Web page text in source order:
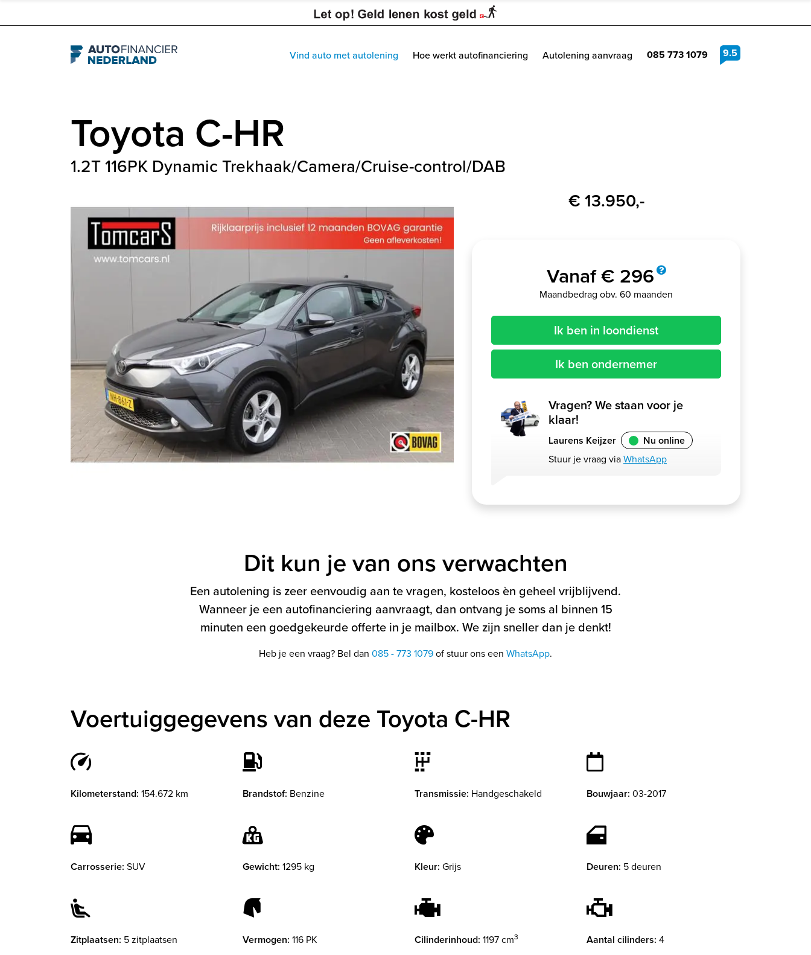
Navigation 9.5
Vind auto met autolening Hoe werkt autofinanciering Autolening aanvraag 085 773 1079
Toyota C-HR
1.2T 116PK Dynamic Trekhaak/Camera/Cruise-control/DAB
€ 13.950,-
Vanaf € 296
Maandbedrag obv. 60 maanden
Ik ben in loondienst
Ik ben ondernemer
Vragen? We staan voor je
klaar!
Laurens Keijzer Nu online
Stuur je vraag viaWhatsApp
Dit kun je van ons verwachten
Een autolening is zeer eenvoudig aan te vragen, kosteloos èn geheel vrijblijvend.
Wanneer je een autofinanciering aanvraagt, dan ontvang je soms al binnen 15
minuten een goedgekeurde offerte in je mailbox. We zijn sneller dan je denkt!
Heb je een vraag? Bel dan 085 - 773 1079of stuur ons een WhatsApp.
Voertuiggegevens van deze Toyota C-HR
Kilometerstand: 154.672 km Brandstof: Benzine Transmissie: Handgeschakeld Bouwjaar: 03-2017
Carrosserie: SUV Gewicht: 1295 kg Kleur: Grijs Deuren: 5 deuren
Zitplaatsen: 5 zitplaatsen Vermogen: 116 PK Cilinderinhoud: 1197 cm3 Aantal cilinders: 4